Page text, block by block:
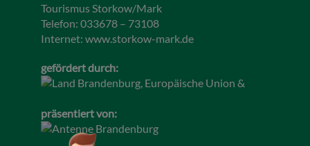
Tourismus Storkow/Mark
Telefon: 033678 – 73108
Internet: www.storkow-mark.de
gefördert durch:
präsentiert von: